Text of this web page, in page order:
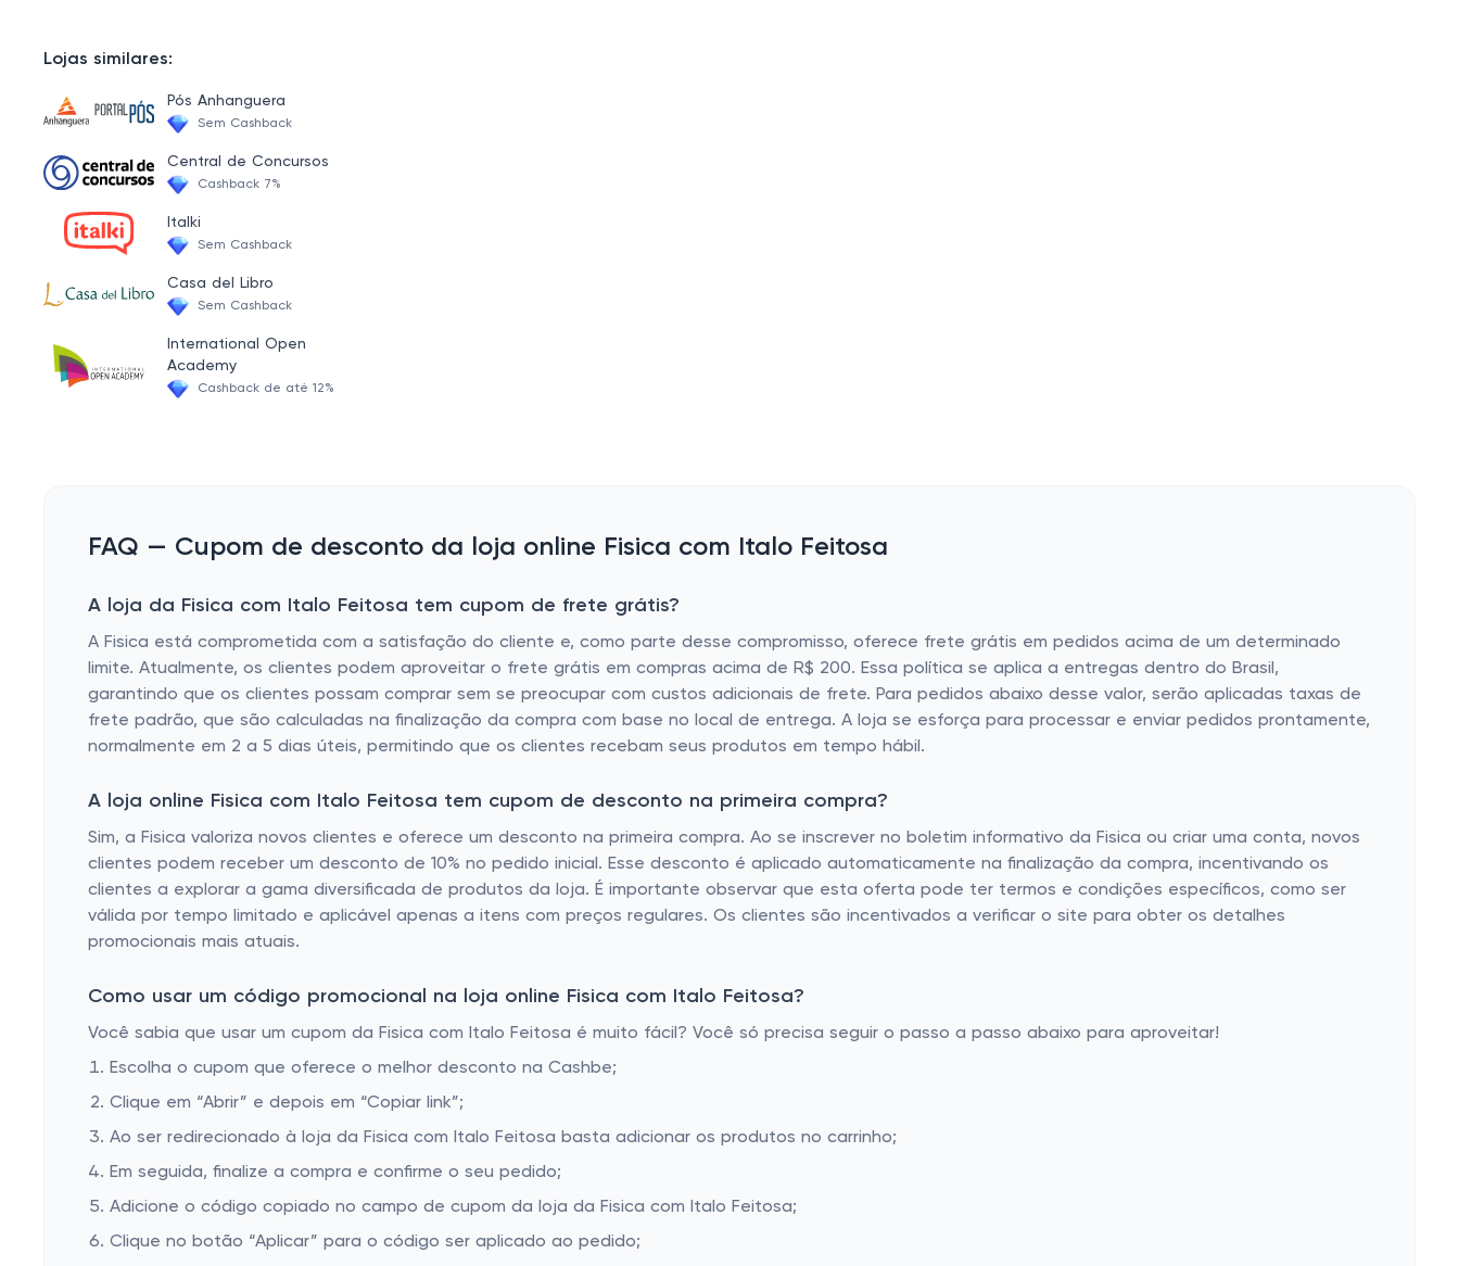
Cursos online de Animais e Pets
Cursos online de Música e artes
Lojas similares:
Pós Anhanguera
Sem Cashback
Central de Concursos
Cashback 7%
Italki
Sem Cashback
Casa del Libro
Sem Cashback
International Open
Academy
Cashback de até 12%
FAQ — Cupom de desconto da loja online Fisica com Italo Feitosa
A loja da Fisica com Italo Feitosa tem cupom de frete grátis?
A Fisica está comprometida com a satisfação do cliente e, como parte desse compromisso, oferece frete grátis em pedidos acima de um determinado
limite. Atualmente, os clientes podem aproveitar o frete grátis em compras acima de R$ 200. Essa política se aplica a entregas dentro do Brasil,
garantindo que os clientes possam comprar sem se preocupar com custos adicionais de frete. Para pedidos abaixo desse valor, serão aplicadas taxas de
frete padrão, que são calculadas na finalização da compra com base no local de entrega. A loja se esforça para processar e enviar pedidos prontamente,
normalmente em 2 a 5 dias úteis, permitindo que os clientes recebam seus produtos em tempo hábil.
A loja online Fisica com Italo Feitosa tem cupom de desconto na primeira compra?
Sim, a Fisica valoriza novos clientes e oferece um desconto na primeira compra. Ao se inscrever no boletim informativo da Fisica ou criar uma conta, novos
clientes podem receber um desconto de 10% no pedido inicial. Esse desconto é aplicado automaticamente na finalização da compra, incentivando os
clientes a explorar a gama diversificada de produtos da loja. É importante observar que esta oferta pode ter termos e condições específicos, como ser
válida por tempo limitado e aplicável apenas a itens com preços regulares. Os clientes são incentivados a verificar o site para obter os detalhes
promocionais mais atuais.
Como usar um código promocional na loja online Fisica com Italo Feitosa?
Você sabia que usar um cupom da Fisica com Italo Feitosa é muito fácil? Você só precisa seguir o passo a passo abaixo para aproveitar!
Escolha o cupom que oferece o melhor desconto na Cashbe;
Clique em “Abrir” e depois em “Copiar link”;
Ao ser redirecionado à loja da Fisica com Italo Feitosa basta adicionar os produtos no carrinho;
Em seguida, finalize a compra e confirme o seu pedido;
Adicione o código copiado no campo de cupom da loja da Fisica com Italo Feitosa;
Clique no botão “Aplicar” para o código ser aplicado ao pedido;